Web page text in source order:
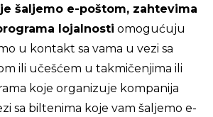
šaljemo e-poštom, zahtevima
lojalnosti omogućuju
u kontakt sa vama u vezi sa
ili učešćem u takmičenjima ili
koje organizuje kompanija
sa biltenima koje vam šaljemo e-